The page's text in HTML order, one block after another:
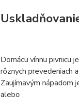
Domácu vínnu pivnicu
rôznych prevedeniach
Zaujímavým nápadom
alebo